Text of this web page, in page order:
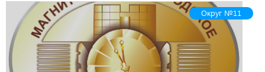
Округ №11